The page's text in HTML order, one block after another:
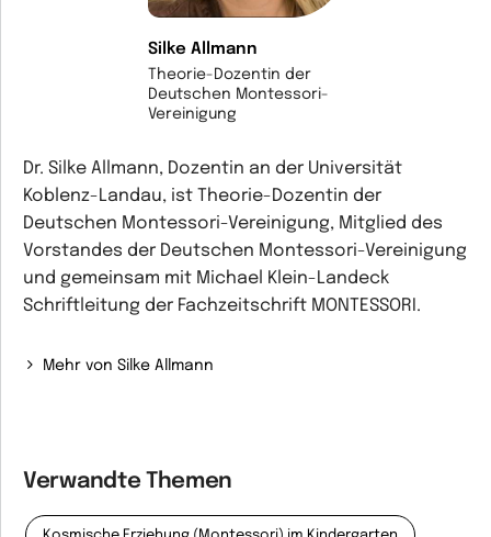
Silke Allmann
Theorie-Dozentin der
Deutschen Montessori-
Vereinigung
Dr. Silke Allmann, Dozentin an der Universität
Koblenz-Landau, ist Theorie-Dozentin der
Deutschen Montessori-Vereinigung, Mitglied des
Vorstandes der Deutschen Montessori-Vereinigung
und gemeinsam mit Michael Klein-Landeck
Schriftleitung der Fachzeitschrift MONTESSORI.
Mehr von Silke Allmann
Verwandte Themen